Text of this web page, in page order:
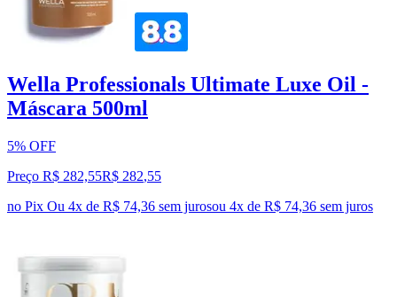
Wella Professionals Ultimate Luxe Oil -
Máscara 500ml
5% OFF
Preço R$ 282,55R$ 282,55
no Pix Ou 4x de R$ 74,36 sem jurosou 4x de R$ 74,36 sem juros